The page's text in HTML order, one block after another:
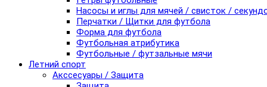
Насосы и иглы для мячей / свисток /
Перчатки / Щитки для футбола
Форма для футбола
Футбольная атрибутика
Футбольные / футзальные мячи
Летний спорт
Акссесуары / Защита